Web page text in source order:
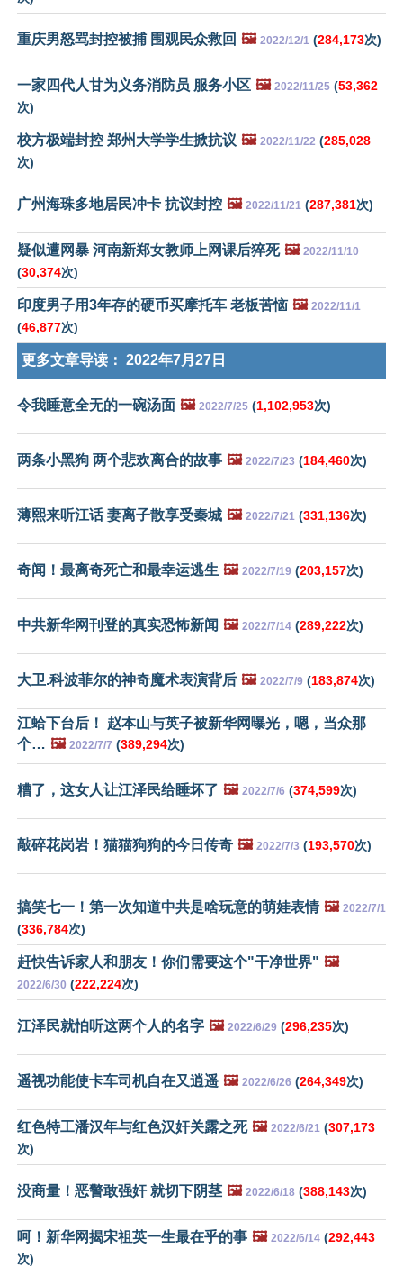
重庆男怒骂封控被捕 围观民众救回 🖼️ 2022/12/1 (284,173次)
一家四代人甘为义务消防员 服务小区 🖼️ 2022/11/25 (53,362
次)
校方极端封控 郑州大学学生掀抗议 🖼️ 2022/11/22 (285,028
次)
广州海珠多地居民冲卡 抗议封控 🖼️ 2022/11/21 (287,381次)
疑似遭网暴 河南新郑女教师上网课后猝死 🖼️ 2022/11/10
(30,374次)
印度男子用3年存的硬币买摩托车 老板苦恼 🖼️ 2022/11/1
(46,877次)
更多文章导读： 2022年7月27日
令我睡意全无的一碗汤面 🖼️ 2022/7/25 (1,102,953次)
两条小黑狗 两个悲欢离合的故事 🖼️ 2022/7/23 (184,460次)
薄熙来听江话 妻离子散享受秦城 🖼️ 2022/7/21 (331,136次)
奇闻！最离奇死亡和最幸运逃生 🖼️ 2022/7/19 (203,157次)
中共新华网刊登的真实恐怖新闻 🖼️ 2022/7/14 (289,222次)
大卫.科波菲尔的神奇魔术表演背后 🖼️ 2022/7/9 (183,874次)
江蛤下台后！ 赵本山与英子被新华网曝光，嗯，当众那
个… 🖼️ 2022/7/7 (389,294次)
糟了，这女人让江泽民给睡坏了 🖼️ 2022/7/6 (374,599次)
敲碎花岗岩！猫猫狗狗的今日传奇 🖼️ 2022/7/3 (193,570次)
搞笑七一！第一次知道中共是啥玩意的萌娃表情 🖼️ 2022/7/1
(336,784次)
赶快告诉家人和朋友！你们需要这个"干净世界" 🖼️
2022/6/30 (222,224次)
江泽民就怕听这两个人的名字 🖼️ 2022/6/29 (296,235次)
遥视功能使卡车司机自在又逍遥 🖼️ 2022/6/26 (264,349次)
红色特工潘汉年与红色汉奸关露之死 🖼️ 2022/6/21 (307,173
次)
没商量！恶警敢强奸 就切下阴茎 🖼️ 2022/6/18 (388,143次)
呵！新华网揭宋祖英一生最在乎的事 🖼️ 2022/6/14 (292,443
次)